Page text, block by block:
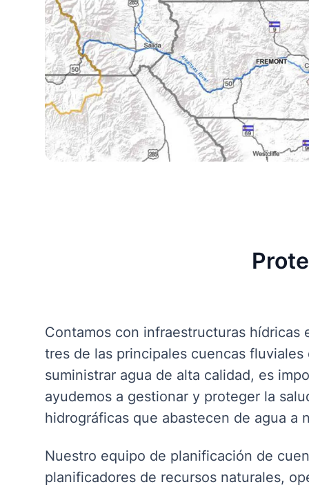
Contamos con infraestructuras hídricas
tres de las principales cuencas fluviales
suministrar agua de alta calidad, es
ayudemos a gestionar y proteger la
hidrográficas que abastecen de agua a
Nuestro equipo de planificación de
planificadores de recursos naturales,